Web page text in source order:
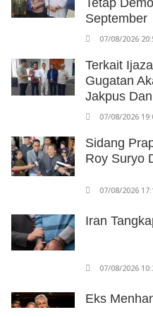
September
07/08/2026
Terkait
Gugatan
Jakpus
07/08/2026
Sidang
Roy Suryo
07/08/2026
Iran
07/08/2026
Eks